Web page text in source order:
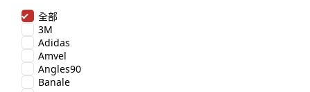
全部
3M
Adidas
Amvel
Angles90
Banale